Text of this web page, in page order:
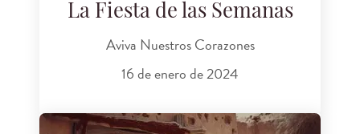
La Fiesta de las Semanas
Aviva Nuestros Corazones
16 de enero de 2024